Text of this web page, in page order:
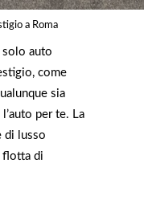
a Roma
solo auto
come
sia
l’auto per te. La
di lusso
flotta di